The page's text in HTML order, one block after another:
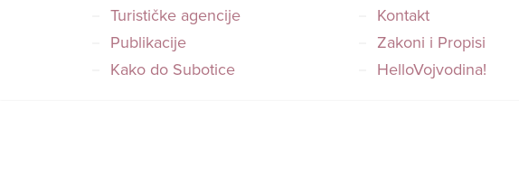
Turističke agencije
Publikacije
Kako do Subotice
Kontakt
Zakoni i Propisi
HelloVojvodina!